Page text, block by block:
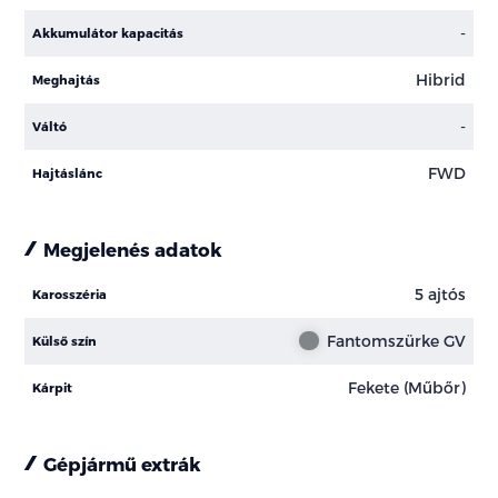
Akkumulátor kapacitás -
Meghajtás Hibrid
Váltó -
Hajtáslánc FWD
Megjelenés adatok
Karosszéria 5 ajtós
Külső szín Fantomszürke GV
Kárpit Fekete (Műbőr)
Gépjármű extrák